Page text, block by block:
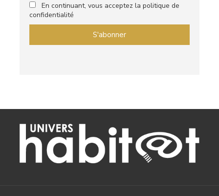
En continuant, vous acceptez la politique de
confidentialité